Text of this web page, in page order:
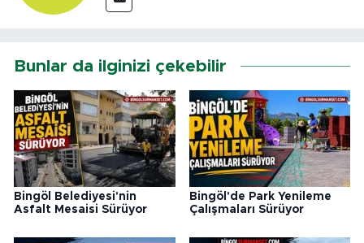
Bunlar da ilginizi çekebilir
Bingöl Belediyesi'nin
Asfalt Mesaisi Sürüyor
Bingöl'de Park Yenileme
Çalışmaları Sürüyor